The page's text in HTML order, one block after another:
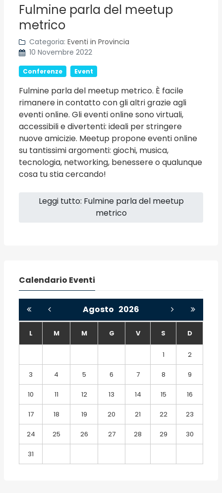
Fulmine parla del meetup
metrico
Categoria: Eventi in Provincia
10 Novembre 2022
Conferenze Event
Fulmine parla del meetup metrico. È facile
rimanere in contatto con gli altri grazie agli
eventi online. Gli eventi online sono virtuali,
accessibili e divertenti: ideali per stringere
nuove amicizie. Meetup propone eventi online
su tantissimi argomenti: giochi, musica,
tecnologia, networking, benessere o qualunque
cosa tu stia cercando!
Leggi tutto: Fulmine parla del meetup
metrico
Calendario Eventi
Agosto 2026
L M M G V S D
1 2
3 4 5 6 7 8 9
10 11 12 13 14 15 16
17 18 19 20 21 22 23
24 25 26 27 28 29 30
31